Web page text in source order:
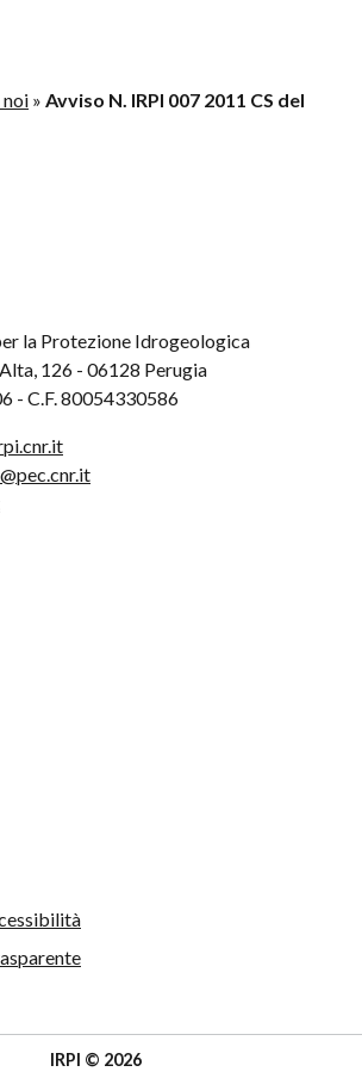
noi » Avviso N. IRPI 007 2011 CS del
la Protezione Idrogeologica
126 - 06128 Perugia
- C.F. 80054330586
esterno)
IRPI © 2026